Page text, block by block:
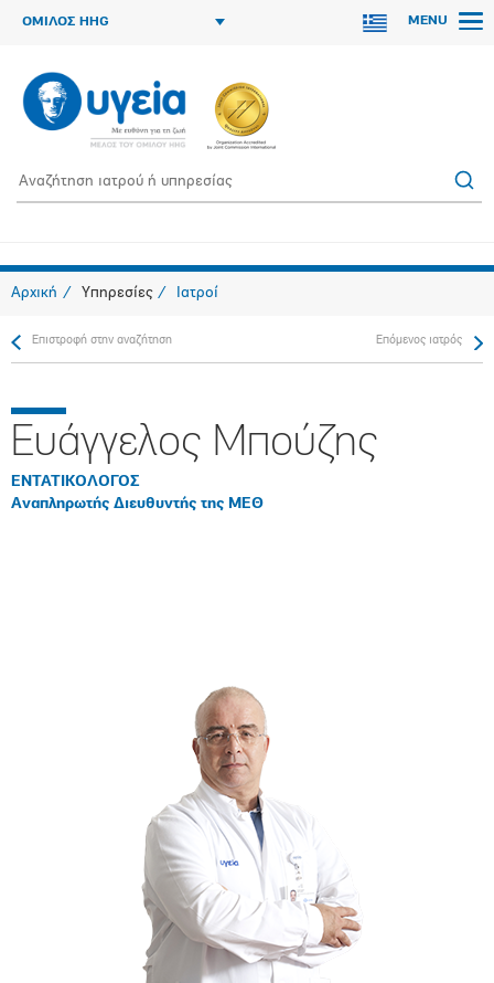
ΟΜΙΛΟΣ HHG MENU
Αρχική Υπηρεσίες Ιατροί
Επιστροφή στην αναζήτηση Επόμενος ιατρός
Ευάγγελος Μπούζης
ΕΝΤΑΤΙΚΟΛΟΓΟΣ
Αναπληρωτής Διευθυντής της ΜΕΘ